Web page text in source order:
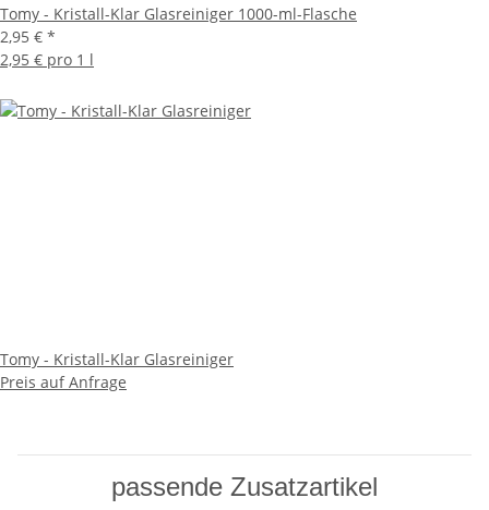
Tomy - Kristall-Klar Glasreiniger 1000-ml-Flasche
2,95 € *
2,95 € pro 1 l
Tomy - Kristall-Klar Glasreiniger
Preis auf Anfrage
passende Zusatzartikel